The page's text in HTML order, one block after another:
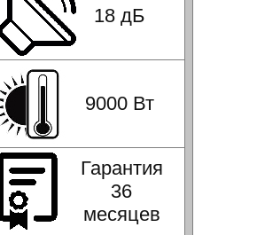
18 дБ
9000 Вт
Гарантия
36
месяцев